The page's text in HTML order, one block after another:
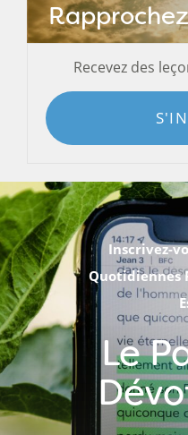
Recevez des
Inscrivez-
Quotidiennes
Le